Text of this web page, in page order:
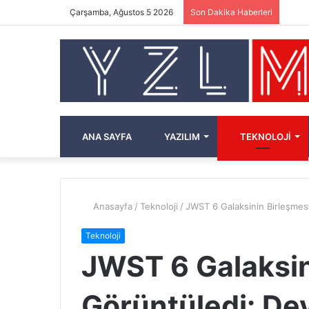
Çarşamba, Ağustos 5 2026 Son Dakika Haberleri
ANA SAYFA YAZILIM TEKNOLOJI
Anasayfa / Teknoloji / JWST 6 Galaksinin
Teknoloji
JWST 6